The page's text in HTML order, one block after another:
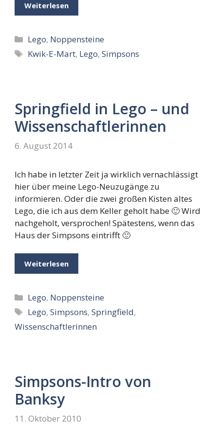
Weiterlesen
Kategorien
Lego, Noppensteine
Schlagwörter
Kwik-E-Mart, Lego,Simpsons
Springfield in Lego – und
Wissenschaftlerinnen
6. August 2014
Ich habe in letzter Zeit ja wirklich vernachlässigt
hier über meine Lego-Neuzugänge zu
informieren. Oder die zwei großen Kisten altes
Lego, die ich aus dem Keller geholt habe 🙂 Wird
nachgeholt, versprochen! Spätestens, wenn das
Haus der Simpsons eintrifft 🙂
Weiterlesen
Kategorien
Lego, Noppensteine
Schlagwörter
Lego,Simpsons,Springfield,
Wissenschaftlerinnen
Simpsons-Intro von
Banksy
11. Oktober 2010